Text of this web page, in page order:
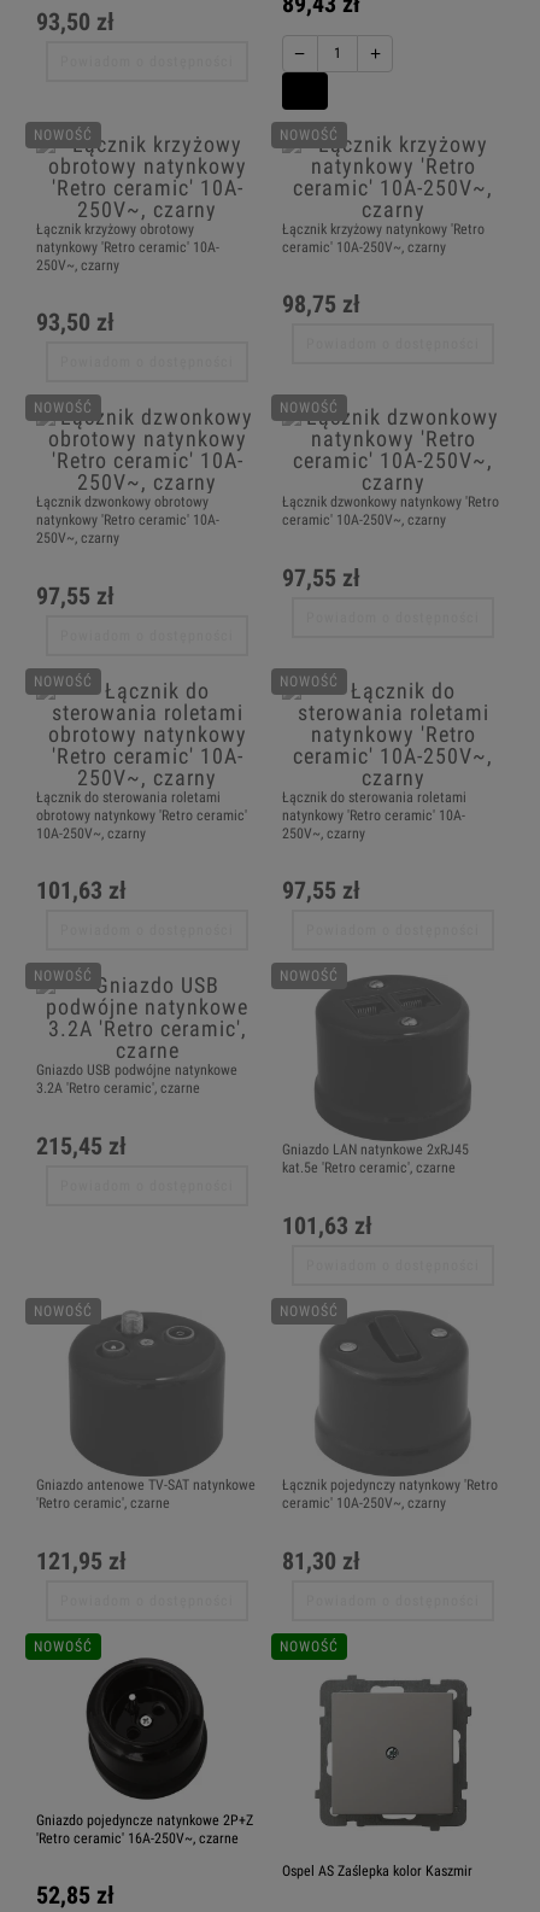
93,50 zł
− +
Łącznik krzyżowy obrotowy
natynkowy 'Retro ceramic' 10A-
250V~, czarny
93,50 zł
NOWOŚĆ
Łącznik krzyżowy natynkowy 'Retro
ceramic' 10A-250V~, czarny
98,75 zł
NOWOŚĆ
Łącznik dzwonkowy obrotowy
natynkowy 'Retro ceramic' 10A-
250V~, czarny
97,55 zł
NOWOŚĆ
Łącznik dzwonkowy natynkowy 'Retro
ceramic' 10A-250V~, czarny
97,55 zł
NOWOŚĆ
Łącznik do sterowania roletami
obrotowy natynkowy 'Retro ceramic'
10A-250V~, czarny
101,63 zł
NOWOŚĆ
Łącznik do sterowania roletami
natynkowy 'Retro ceramic' 10A-
250V~, czarny
97,55 zł
NOWOŚĆ
Gniazdo USB podwójne natynkowe
3.2A 'Retro ceramic', czarne
215,45 zł
NOWOŚĆ
Gniazdo LAN natynkowe 2xRJ45
kat.5e 'Retro ceramic', czarne
101,63 zł
NOWOŚĆ
Gniazdo antenowe TV-SAT natynkowe
'Retro ceramic', czarne
121,95 zł
NOWOŚĆ
Łącznik pojedynczy natynkowy 'Retro
ceramic' 10A-250V~, czarny
81,30 zł
NOWOŚĆ
Gniazdo pojedyncze natynkowe 2P+Z
'Retro ceramic' 16A-250V~, czarne
52,85 zł
NOWOŚĆ
Ospel AS Zaślepka kolor Kaszmir
NOWOŚĆ